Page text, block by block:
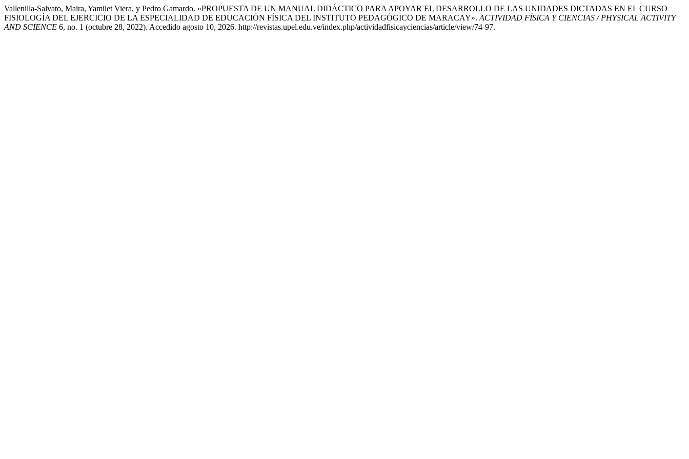
Vallenilla-Salvato, Maira, Yamilet Viera, y Pedro Gamardo. «PROPUESTA DE UN MANUAL DIDÁCTICO PARA APOYAR EL DESARROLLO DE LAS UNIDADES DICTADAS EN EL CURSO
FISIOLOGÍA DEL EJERCICIO DE LA ESPECIALIDAD DE EDUCACIÓN FÍSICA DEL INSTITUTO PEDAGÓGICO DE MARACAY». ACTIVIDAD FÍSICA Y CIENCIAS / PHYSICAL ACTIVITY
AND SCIENCE 6, no. 1 (octubre 28, 2022). Accedido agosto 10, 2026. http://revistas.upel.edu.ve/index.php/actividadfisicayciencias/article/view/74-97.